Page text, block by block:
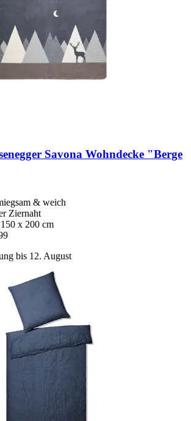
Savona Wohndecke "Berge
& weich
Ziernaht
x 200 cm
bis 12. August